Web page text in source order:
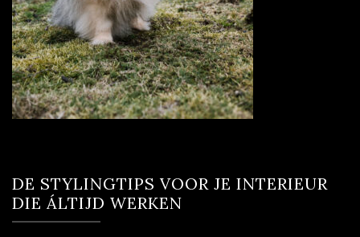
DE STYLINGTIPS VOOR JE INTERIEUR
DIE ÁLTIJD WERKEN